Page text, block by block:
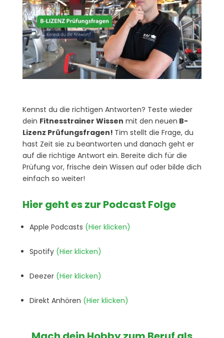
Kennst du die richtigen Antworten? Teste wieder
dein Fitnesstrainer Wissen mit den neuen B-
Lizenz Prüfungsfragen! Tim stellt die Frage, du
hast Zeit sie zu beantworten und danach geht er
auf die richtige Antwort ein. Bereite dich für die
Prüfung vor, frische dein Wissen auf oder bilde dich
einfach so weiter!
Hier geht es zur Podcast Folge
Apple Podcasts (Hier klicken)
Spotify (Hier klicken)
Deezer (Hier klicken)
Direkt Anhören (Hier klicken)